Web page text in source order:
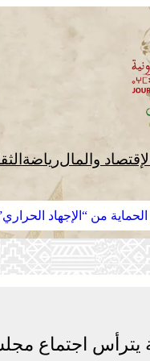
الإقتصاد والمالرياضة
من “الإجهاد
يترأس اجتماع